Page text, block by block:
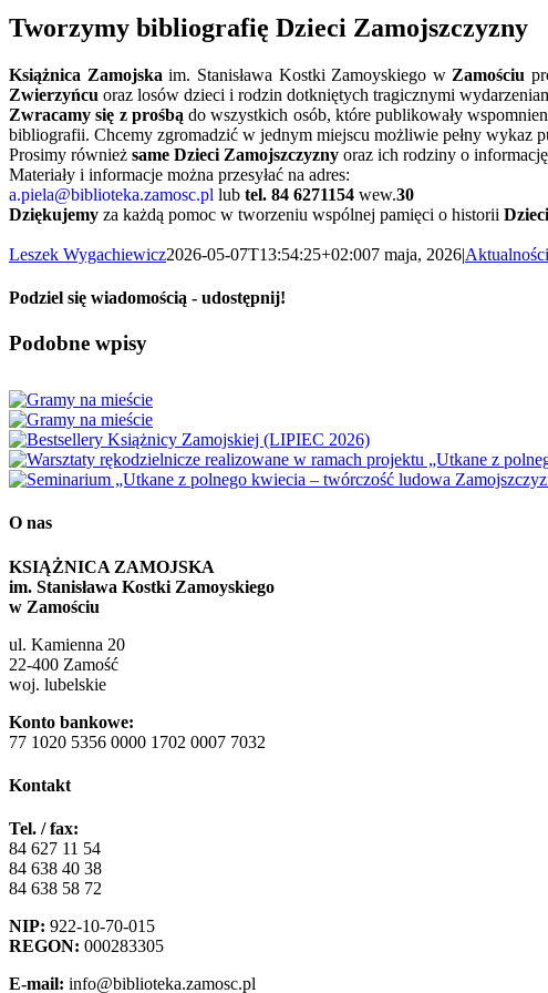
Tworzymy bibliografię Dzieci Zamojszczyzny
Książnica Zamojska im. Stanisława Kostki Zamoyskiego w Zamościu
Zwierzyńcu oraz losów dzieci i rodzin dotkniętych tragicznymi
Zwracamy się z prośbą do wszystkich osób, które publikowały
bibliografii. Chcemy zgromadzić w jednym miejscu możliwie pełny wykaz
Prosimy również same Dzieci Zamojszczyzny oraz ich rodziny o
Materiały i informacje można przesyłać na adres:
a.piela@biblioteka.zamosc.pl lub tel. 84 6271154 wew.30
Dziękujemy za każdą pomoc w tworzeniu wspólnej pamięci o historii
Leszek Wygachiewicz2026-05-07T13:54:25+02:007 maja, 2026|Aktualności
Podziel się wiadomością - udostępnij!
Facebook
X
Reddit
LinkedIn
WhatsApp
Tumblr
Pinterest
Vk
Email
Podobne wpisy
O nas
KSIĄŻNICA ZAMOJSKA
im. Stanisława Kostki Zamoyskiego
w Zamościu
ul. Kamienna 20
22-400 Zamość
woj. lubelskie
Konto bankowe:
77 1020 5356 0000 1702 0007 7032
Kontakt
Tel. / fax:
84 627 11 54
84 638 40 38
84 638 58 72
NIP: 922-10-70-015
REGON: 000283305
E-mail: info@biblioteka.zamosc.pl